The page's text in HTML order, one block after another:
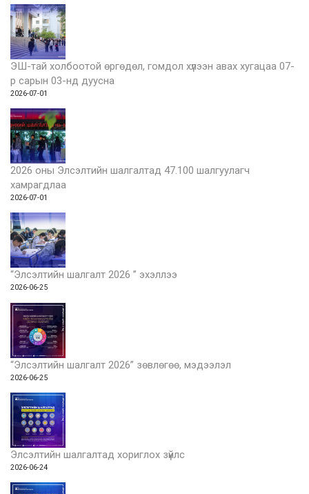
ЭШ-тай холбоотой өргөдөл, гомдол хүлээн авах хугацаа 07-
р сарын 03-нд дуусна
2026-07-01
2026 оны Элсэлтийн шалгалтад 47.100 шалгуулагч
хамрагдлаа
2026-07-01
“Элсэлтийн шалгалт 2026 ” эхэллээ
2026-06-25
“Элсэлтийн шалгалт 2026” зөвлөгөө, мэдээлэл
2026-06-25
Элсэлтийн шалгалтад хориглох зүйлс
2026-06-24